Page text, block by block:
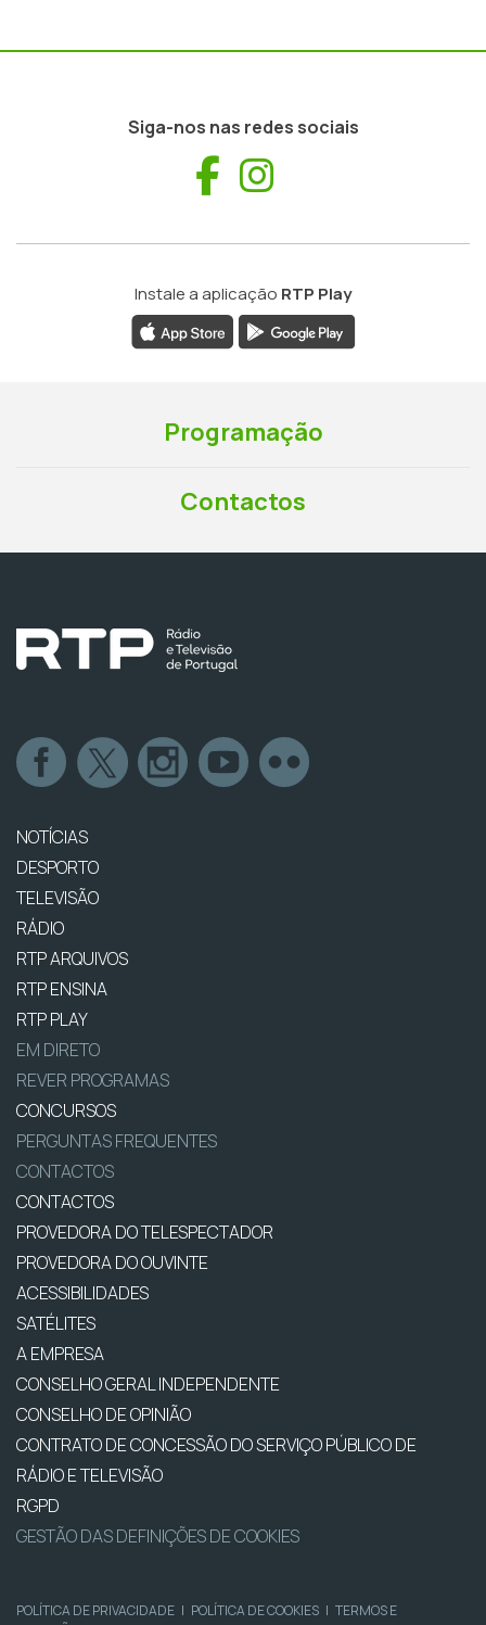
Siga-nos nas redes sociais
Facebook
Instale a aplicação RTP Play
Programação
Contactos
NOTÍCIAS
DESPORTO
TELEVISÃO
RÁDIO
RTP ARQUIVOS
RTP ENSINA
RTP PLAY
EM DIRETO
REVER PROGRAMAS
CONCURSOS
PERGUNTAS FREQUENTES
CONTACTOS
CONTACTOS
PROVEDORA DO TELESPECTADOR
PROVEDORA DO OUVINTE
ACESSIBILIDADES
SATÉLITES
A EMPRESA
CONSELHO GERAL INDEPENDENTE
CONSELHO DE OPINIÃO
CONTRATO DE CONCESSÃO DO SERVIÇO PÚBLICO DE
RÁDIO E TELEVISÃO
RGPD
GESTÃO DAS DEFINIÇÕES DE COOKIES
POLÍTICA DE PRIVACIDADE | POLÍTICA DE COOKIES | TERMOS E